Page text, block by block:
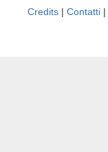
Credits | Contatti |